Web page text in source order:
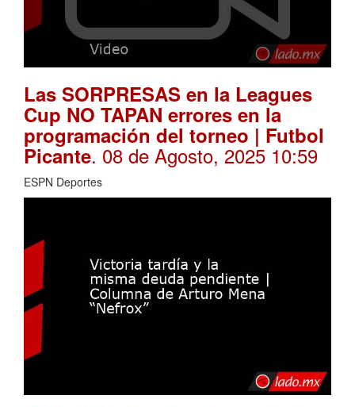
Las SORPRESAS en la Leagues
Cup NO TAPAN errores en la
programación del torneo | Futbol
Picante. 08 de Agosto, 2025 10:59
ESPN Deportes